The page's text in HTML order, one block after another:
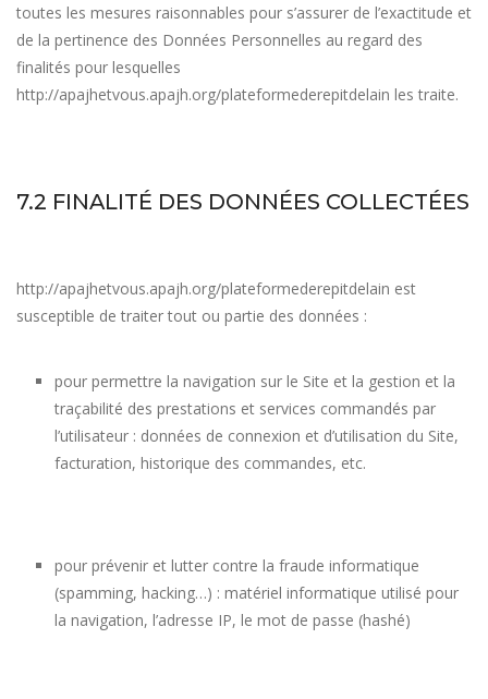
toutes les mesures raisonnables pour s’assurer de l’exactitude et
de la pertinence des Données Personnelles au regard des
finalités pour lesquelles
http://apajhetvous.apajh.org/plateformederepitdelain les traite.
7.2 FINALITÉ DES DONNÉES COLLECTÉES
http://apajhetvous.apajh.org/plateformederepitdelain est
susceptible de traiter tout ou partie des données :
pour permettre la navigation sur le Site et la gestion et la
traçabilité des prestations et services commandés par
l’utilisateur : données de connexion et d’utilisation du Site,
facturation, historique des commandes, etc.
pour prévenir et lutter contre la fraude informatique
(spamming, hacking…) : matériel informatique utilisé pour
la navigation, l’adresse IP, le mot de passe (hashé)